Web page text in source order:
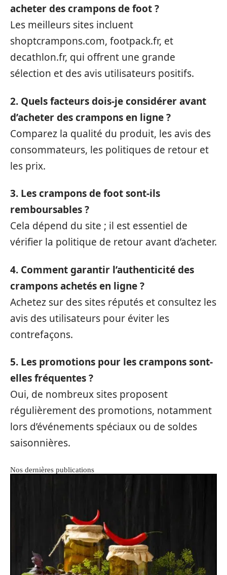
acheter des crampons de foot ?
Les meilleurs sites incluent
shoptcrampons.com, footpack.fr, et
decathlon.fr, qui offrent une grande
sélection et des avis utilisateurs positifs.
2. Quels facteurs dois-je considérer avant
d’acheter des crampons en ligne ?
Comparez la qualité du produit, les avis des
consommateurs, les politiques de retour et
les prix.
3. Les crampons de foot sont-ils
remboursables ?
Cela dépend du site ; il est essentiel de
vérifier la politique de retour avant d’acheter.
4. Comment garantir l’authenticité des
crampons achetés en ligne ?
Achetez sur des sites réputés et consultez les
avis des utilisateurs pour éviter les
contrefaçons.
5. Les promotions pour les crampons sont-
elles fréquentes ?
Oui, de nombreux sites proposent
régulièrement des promotions, notamment
lors d’événements spéciaux ou de soldes
saisonnières.
Nos dernières publications